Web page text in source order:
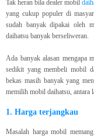
Tak heran bila dealer mobil
yang cukup populer di
sudah banyak dipakai oleh
daihatsu banyak berseliweran.
Ada banyak alasan mengapa
sedikit yang membeli mobil
bekas masih banyak yang
memilih mobil daihatsu, antara
1. Harga terjangkau
Masalah harga mobil